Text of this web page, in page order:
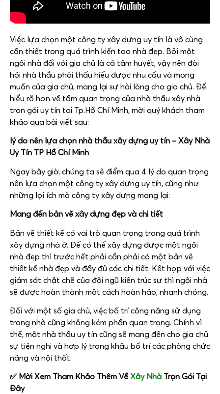
Việc lựa chọn một công ty xây dựng uy tín là vô cùng
cần thiết trong quá trình kiến tạo nhà đẹp. Bởi một
ngôi nhà đối với gia chủ là cả tâm huyết, vậy nên đòi
hỏi nhà thầu phải thấu hiểu được nhu cầu và mong
muốn của gia chủ, mang lại sự hài lòng cho gia chủ. Để
hiểu rõ hơn về tầm quan trọng của nhà thầu xây nhà
trọn gói uy tín tại Tp.Hồ Chí Minh, mời quý khách tham
khảo qua bài viết sau:
lý do nên lựa chọn nhà thầu xây dựng uy tín – Xây Nhà
Uy Tín TP Hồ Chí Minh
Ngay bây giờ, chúng ta sẽ điểm qua 4 lý do quan trọng
nên lựa chọn một công ty xây dựng uy tín, cũng như
những lợi ích mà công ty xây dựng mang lại:
Mang đến bản vẽ xây dựng đẹp và chi tiết
Bản vẽ thiết kế có vai trò quan trọng trong quá trình
xây dựng nhà ở. Để có thể xây dựng được một ngôi
nhà đẹp thì trước hết phải cần phải có một bản vẽ
thiết kế nhà đẹp và đầy đủ các chi tiết. Kết hợp với việc
giám sát chặt chẽ của đội ngũ kiến trúc sư thì ngôi nhà
sẽ được hoàn thành một cách hoàn hảo, nhanh chóng.
Đối với một số gia chủ, việc bố trí công năng sử dụng
trong nhà cũng không kém phần quan trọng. Chính vì
thế, một nhà thầu uy tín cũng sẽ mang đến cho gia chủ
sự tiện nghi và hợp lý trong khâu bố trí các phòng chức
năng và nội thất.
✅ Mời Xem Tham Khảo Thêm Về Xây Nhà Trọn Gói Tại
Đây